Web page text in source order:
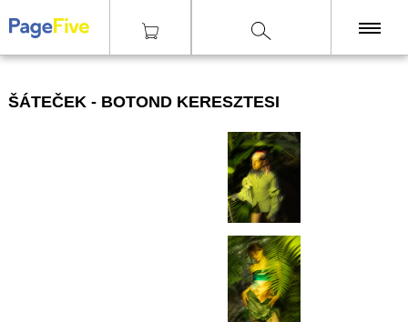
|Tisky|Technika Digitální tisk Šáteček - Botond Keresztesi
ŠÁTEČEK - BOTOND KERESZTESI